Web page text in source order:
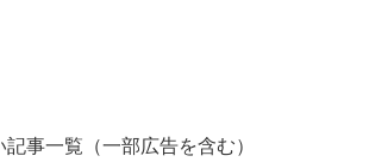
事一覧（一部広告を含む）